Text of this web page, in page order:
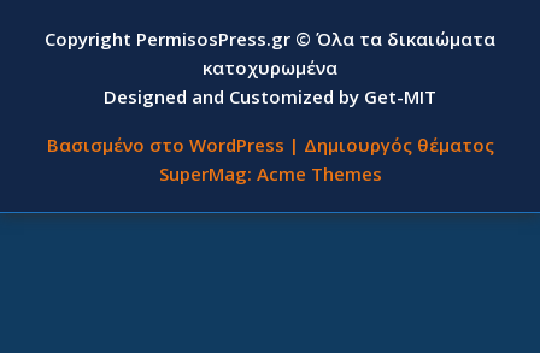
Copyright PermisosPress.gr © Όλα τα δικαιώματα
κατοχυρωμένα
Designed and Customized by Get-MIT
Βασισμένο στο WordPress | Δημιουργός θέματος
SuperMag: Acme Themes